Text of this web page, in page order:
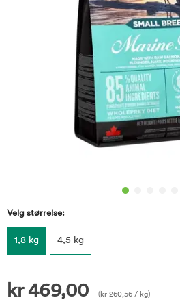
Velg størrelse:
1,8 kg 4,5 kg
kr 469,00 ( kr 260,56 / kg)